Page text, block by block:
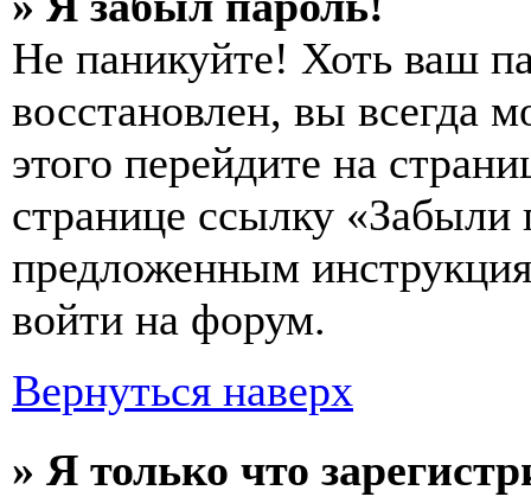
Не паникуйте! Хоть ваш
восстановлен, вы всегда
этого перейдите на
странице ссылку «Забыли
предложенным
войти на форум.
Вернуться наверх
» Я только что